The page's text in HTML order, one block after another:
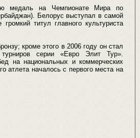
медаль на Чемпионате Мира по
Белорус выступал в самой
титул главного культуриста
кроме этого в 2006 году он стал
серии «Евро Элит Тур».
на национальных и коммерческих
атлета началось с первого места на